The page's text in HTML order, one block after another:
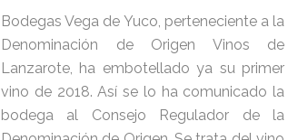
Bodegas Vega de Yuco, perteneciente a la
Denominación de Origen Vinos de
Lanzarote, ha embotellado ya su primer
vino de 2018. Así se lo ha comunicado la
bodega al Consejo Regulador de la